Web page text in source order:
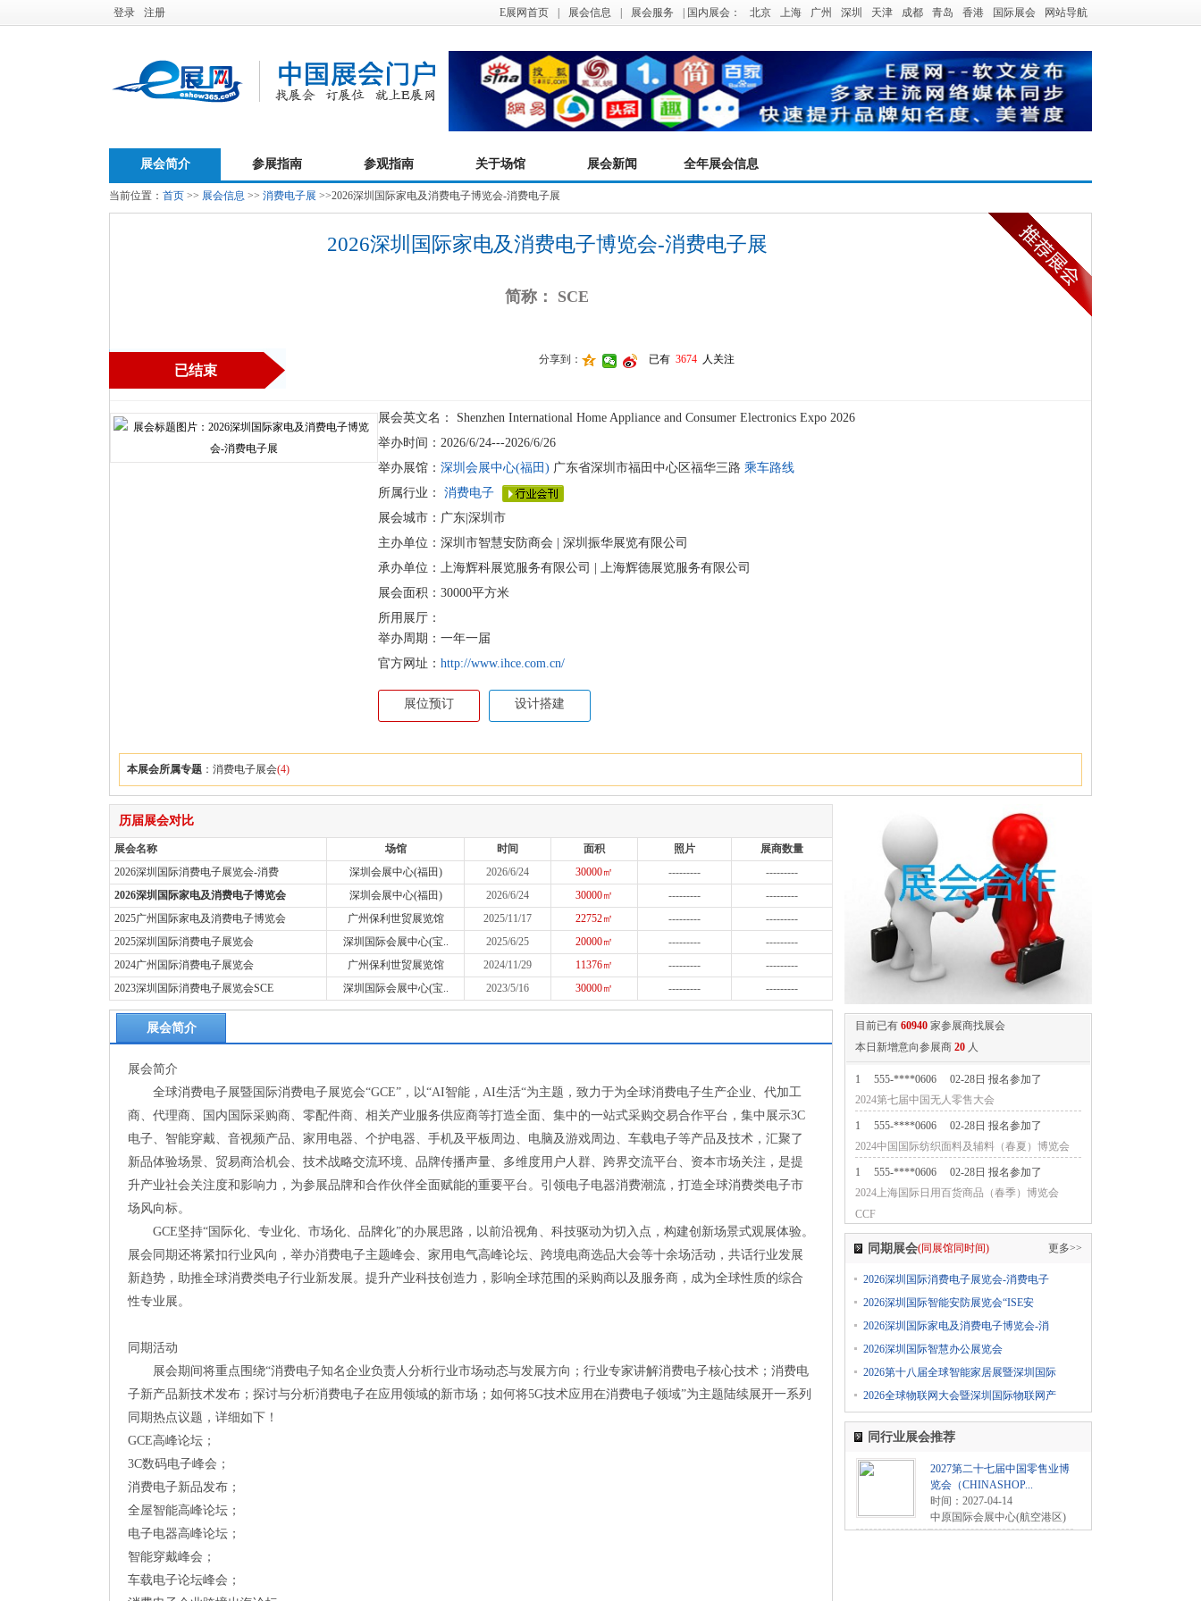
登录 注册 E展网首页 展会信息 展会服务 | 国内展会： 北京 上海 广州 深圳 天津 成都 青岛 香港 国际展会 网站导航
展会简介 参展指南 参观指南 关于场馆 展会新闻 全年展会信息
当前位置： 首页 >> 展会信息 >> 消费电子展 >>2026深圳国际家电及消费电子博览会-消费电子展
2026深圳国际家电及消费电子博览会-消费电子展
简称： SCE
已结束
分享到： 已有 3674 人关注
展会英文名：
Shenzhen International Home Appliance and Consumer Electronics Expo 2026
举办时间：2026/6/24---2026/6/26
举办展馆： 深圳会展中心(福田) 广东省深圳市福田中心区福华三路 乘车路线
所属行业： 消费电子
展会城市：广东|深圳市
主办单位：深圳市智慧安防商会 | 深圳振华展览有限公司
承办单位：上海辉科展览服务有限公司 | 上海辉德展览服务有限公司
展会面积：30000平方米
所用展厅：
举办周期：一年一届
官方网址： http://www.ihce.com.cn/
展位预订 设计搭建
本展会所属专题 ： 消费电子展会(4)
历届展会对比
展会名称 场馆 时间 面积 照片
展商数量
2026深圳国际消费电子展览会-消费
深圳会展中心(福田) 2026/6/24 30000㎡ ---------
---------
2026深圳国际家电及消费电子博览会
深圳会展中心(福田) 2026/6/24 30000㎡ ---------
---------
2025广州国际家电及消费电子博览会
广州保利世贸展览馆 2025/11/17 22752㎡ ---------
---------
2025深圳国际消费电子展览会
深圳国际会展中心(宝.. 2025/6/25 20000㎡ ---------
---------
2024广州国际消费电子展览会
广州保利世贸展览馆 2024/11/29 11376㎡ ---------
---------
2023深圳国际消费电子展览会SCE
深圳国际会展中心(宝.. 2023/5/16 30000㎡ --------- ---------
展会简介
展会简介
全球消费电子展暨国际消费电子展览会“GCE”，以“AI智能，AI生活“为主题，致力于为全球消费电子生产企业、代加工
商、代理商、国内国际采购商、零配件商、相关产业服务供应商等打造全面、集中的一站式采购交易合作平台，集中展示3C
电子、智能穿戴、音视频产品、家用电器、个护电器、手机及平板周边、电脑及游戏周边、车载电子等产品及技术，汇聚了
新品体验场景、贸易商洽机会、技术战略交流环境、品牌传播声量、多维度用户人群、跨界交流平台、资本市场关注，是提
升产业社会关注度和影响力，为参展品牌和合作伙伴全面赋能的重要平台。引领电子电器消费潮流，打造全球消费类电子市
场风向标。
GCE坚持“国际化、专业化、市场化、品牌化”的办展思路，以前沿视角、科技驱动为切入点，构建创新场景式观展体验。
展会同期还将紧扣行业风向，举办消费电子主题峰会、家用电气高峰论坛、跨境电商选品大会等十余场活动，共话行业发展
新趋势，助推全球消费类电子行业新发展。提升产业科技创造力，影响全球范围的采购商以及服务商，成为全球性质的综合
性专业展。
同期活动
展会期间将重点围绕“消费电子知名企业负责人分析行业市场动态与发展方向；行业专家讲解消费电子核心技术；消费电
子新产品新技术发布；探讨与分析消费电子在应用领域的新市场；如何将5G技术应用在消费电子领域”为主题陆续展开一系列
同期热点议题，详细如下！
GCE高峰论坛；
3C数码电子峰会；
消费电子新品发布；
全屋智能高峰论坛；
电子电器高峰论坛；
智能穿戴峰会；
车载电子论坛峰会；
目前已有 60940 家参展商找展会
本日新增意向参展商 20 人
1 555-****0606
02-28日 报名参加了
2024第七届中国无人零售大会
1 555-****0606
02-28日 报名参加了
2024中国国际纺织面料及辅料（春夏）博览会
1 555-****0606
02-28日 报名参加了
2024上海国际日用百货商品（春季）博览会
CCF
02-28日 报名参加了
2024上海国际日用百货商品（春季）博览会
CCF
1 555-****0606
02-28日 报名参加了
会（Medtec China）
1 555-****0606
02-28日 报名参加了
个护展 PCE）2024上海国际卫生护理用品展览会
（PCE卫生品展上海站）
1 555-****0606
02-28日 报名参加了
同期展会(同展馆同时间) 更多>>
2026深圳国际消费电子展览会-消费电子
2026深圳国际智能安防展览会“ISE安
2026深圳国际家电及消费电子博览会-消
2026深圳国际智慧办公展览会
2026第十八届全球智能家居展暨深圳国际
2026全球物联网大会暨深圳国际物联网产
同行业展会推荐
2027第二十七届中国零售业博
览会（CHINASHOP...
时间：2027-04-14
中原国际会展中心(航空港区)